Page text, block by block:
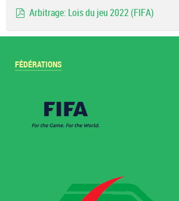
Arbitrage: Lois du jeu 2022 (FIFA)
FÉDÉRATIONS